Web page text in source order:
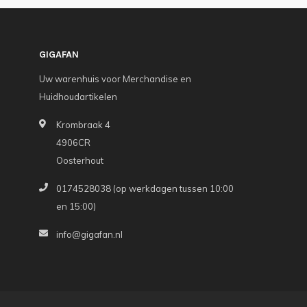
GIGAFAN
Uw warenhuis voor Merchandise en
Huidhoudartikelen
Krombraak 4
4906CR
Oosterhout
0174528038 (op werkdagen tussen 10:00
en 15:00)
info@gigafan.nl